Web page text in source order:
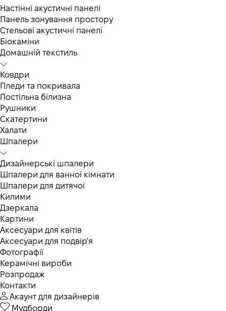
Настінні акустичні панелі
Панель зонування простору
Стельові акустичні панелі
Біокаміни
Домашній текстиль
Ковдри
Пледи та покривала
Постільна білизна
Рушники
Скатертини
Халати
Шпалери
Дизайнерські шпалери
Шпалери для ванної кімнати
Шпалери для дитячої
Килими
Дзеркала
Картини
Аксесуари для квітів
Аксесуари для подвір'я
Фотографії
Керамічні вироби
Розпродаж
Контакти
Акаунт для дизайнерів
Мудборди